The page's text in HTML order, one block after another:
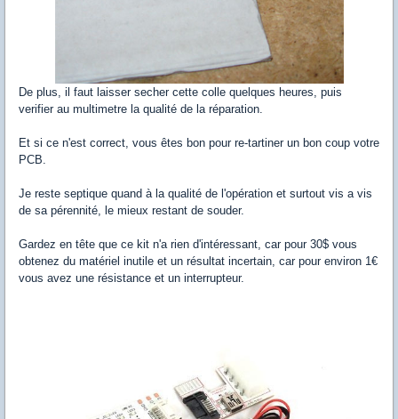
De plus, il faut laisser secher cette colle quelques heures, puis
verifier au multimetre la qualité de la réparation.
Et si ce n'est correct, vous êtes bon pour re-tartiner un bon coup votre
PCB.
Je reste septique quand à la qualité de l'opération et surtout vis a vis
de sa pérennité, le mieux restant de souder.
Gardez en tête que ce kit n'a rien d'intéressant, car pour 30$ vous
obtenez du matériel inutile et un résultat incertain, car pour environ 1€
vous avez une résistance et un interrupteur.